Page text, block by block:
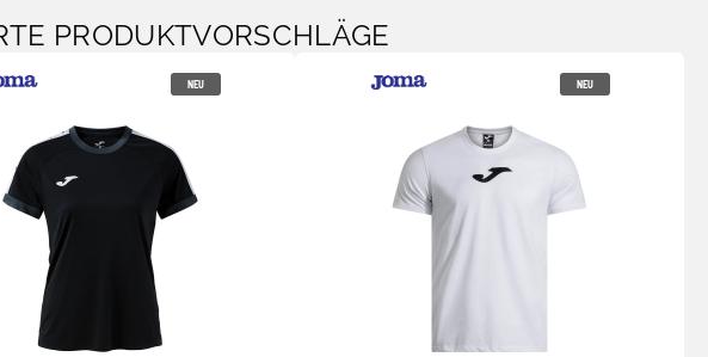
PRODUKTVORSCHLÄGE
NEU NEU